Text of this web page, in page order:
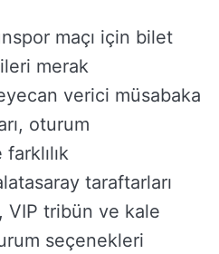
maçı için bilet
merak
verici müsabaka
oturum
taraftarları
VIP tribün ve kale
seçenekleri